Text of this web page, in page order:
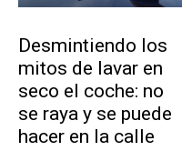
Desmintiendo los
mitos de lavar en
seco el coche: no
se raya y se puede
hacer en la calle